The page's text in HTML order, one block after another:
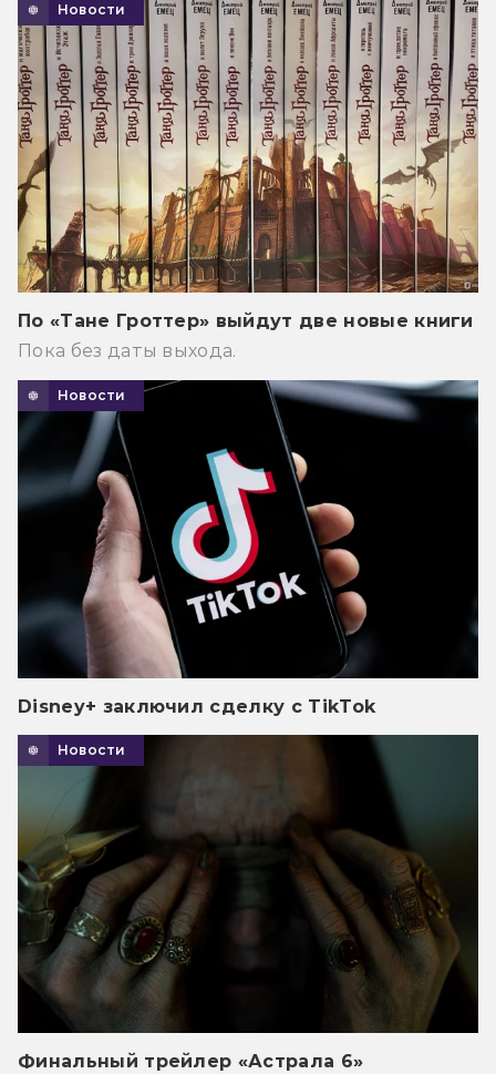
Новости
По «Тане Гроттер» выйдут две новые книги
Пока без даты выхода.
Новости
Disney+ заключил сделку с TikTok
Новости
Финальный трейлер «Астрала 6»